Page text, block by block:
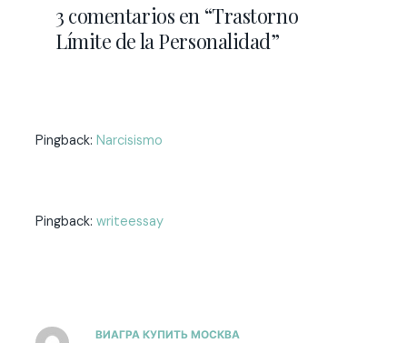
3 comentarios en “Trastorno
Límite de la Personalidad”
Pingback:Narcisismo
Pingback:writeessay
ВИАГРА КУПИТЬ МОСКВА